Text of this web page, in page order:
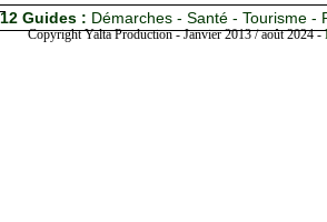
12 Guides : Démarches - Santé - Tourisme -
Copyright Yalta Production - Janvier 2013 / août 2024 -